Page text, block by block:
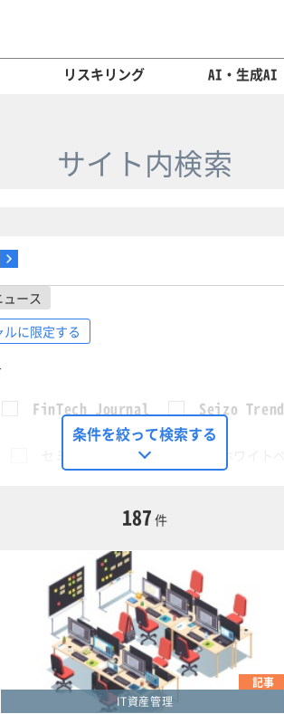
リスキリング AI・生成AI
サイト内検索
ース
ルに限定する
FinTech Journal Seizo Trend
動画
この条件で検索する
条件を絞って検索する
187 件
記事
IT資産管理